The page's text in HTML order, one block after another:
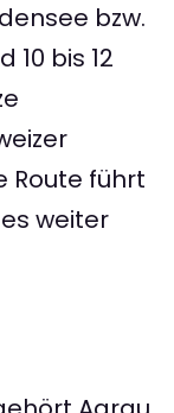
bzw.
10 bis 12
Route führt
weiter